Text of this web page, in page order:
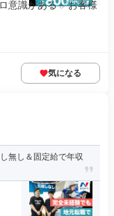
意識がある ✅お客様
気になる
無し＆固定給で年収